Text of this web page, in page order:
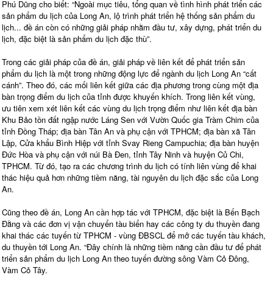
Phú Dũng cho biết: “Ngoài mục tiêu, tổng quan về tình hình phát triển các
sản phẩm du lịch của Long An, lộ trình phát triển hệ thống sản phẩm du
lịch... đề án còn có những giải pháp nhằm đầu tư, xây dựng, phát triển du
lịch, đặc biệt là sản phẩm du lịch đặc thù”.
Trong các giải pháp của đề án, giải pháp về liên kết để phát triển sản
phẩm du lịch là một trong những động lực để ngành du lịch Long An “cất
cánh”. Theo đó, các mối liên kết giữa các địa phương trong cùng một địa
bàn trọng điểm du lịch của tỉnh được khuyến khích. Trong liên kết vùng,
ưu tiên xem xét liên kết các vùng du lịch trọng điểm như liên kết địa bàn
Khu Bảo tồn đất ngập nước Láng Sen với Vườn Quốc gia Tràm Chim của
tỉnh Đồng Tháp; địa bàn Tân An và phụ cận với TPHCM; địa bàn xã Tân
Lập, Cửa khẩu Bình Hiệp với tỉnh Svay Rieng Campuchia; địa bàn huyện
Đức Hòa và phụ cận với núi Bà Đen, tỉnh Tây Ninh và huyện Củ Chi,
TPHCM. Từ đó, tạo ra các chương trình du lịch có tính liên vùng để khai
thác hiệu quả hơn những tiềm năng, tài nguyên du lịch đặc sắc của Long
An.
Cũng theo đề án, Long An cần hợp tác với TPHCM, đặc biệt là Bến Bạch
Đằng và các đơn vị vận chuyển tàu biển hay các công ty du thuyền đang
khai thác các tuyến từ TPHCM - vùng ĐBSCL để mở các tuyến tàu khách,
du thuyền tới Long An. “Đây chính là những tiềm năng cần đầu tư để phát
triển sản phẩm du lịch Long An theo tuyến đường sông Vàm Cỏ Đông,
Vàm Cỏ Tây.